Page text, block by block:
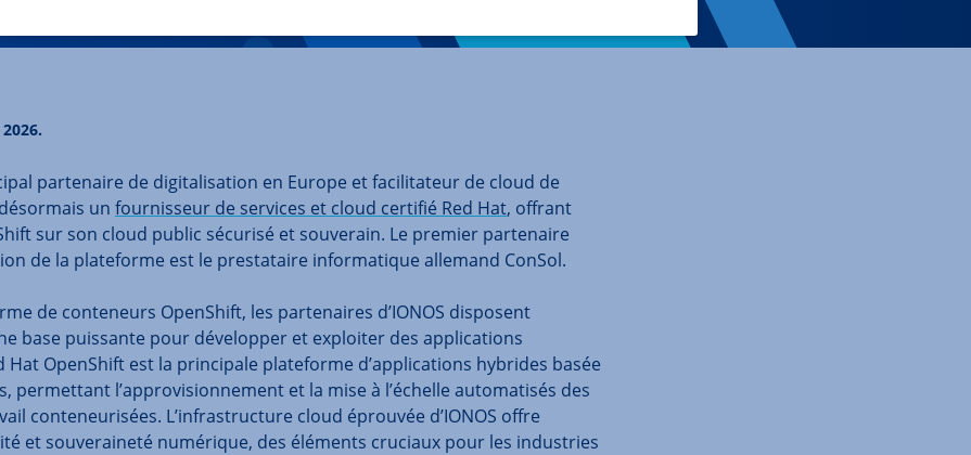
partenaire de digitalisation en Europe et facilitateur de cloud de
un fournisseur de services et cloud certifié Red Hat, offrant
sur son cloud public sécurisé et souverain. Le premier partenaire
de la plateforme est le prestataire informatique allemand ConSol.
de conteneurs OpenShift, les partenaires d’IONOS disposent
base puissante pour développer et exploiter des applications
Hat OpenShift est la principale plateforme d’applications hybrides basée
permettant l’approvisionnement et la mise à l’échelle automatisés des
conteneurisées. L’infrastructure cloud éprouvée d’IONOS offre
et souveraineté numérique, des éléments cruciaux pour les industries